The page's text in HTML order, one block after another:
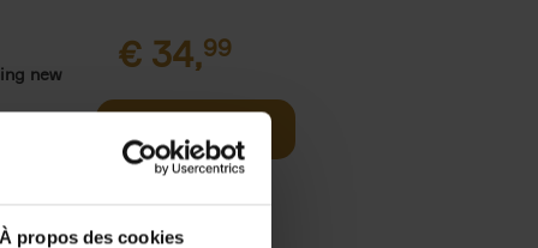
À propos des cookies
new
€ 34,99